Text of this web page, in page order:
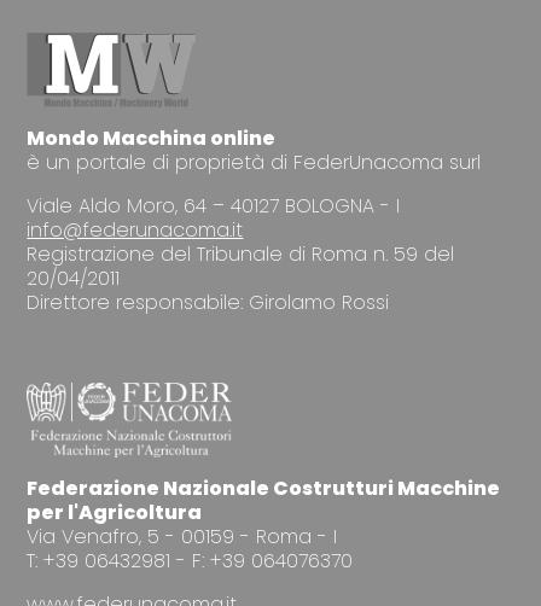
Mondo Macchina online
è un portale di proprietà di FederUnacoma surl
Viale Aldo Moro, 64 – 40127 BOLOGNA - I
info@federunacoma.it
Registrazione del Tribunale di Roma n. 59 del
20/04/2011
Direttore responsabile: Girolamo Rossi
Federazione Nazionale Costrutturi Macchine
per l'Agricoltura
Via Venafro, 5 - 00159 - Roma - I
T: +39 06432981 - F: +39 064076370